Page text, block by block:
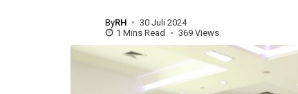
ByRH
30 Juli 2024
1 Mins Read
369 Views